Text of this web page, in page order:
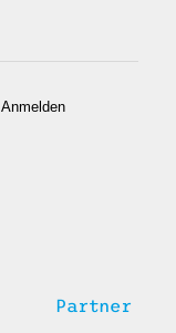
Anmelden
Partner